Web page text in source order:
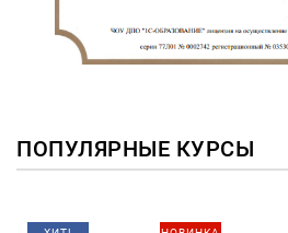
ПОПУЛЯРНЫЕ КУРСЫ